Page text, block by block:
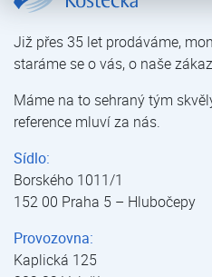
Již přes 35 let prodáváme,
staráme se o vás, o naše
Máme na to sehraný tým
reference mluví za nás.
Sídlo:
Borského 1011/1
152 00 Praha 5 – Hlubočepy
Provozovna:
Kaplická 125